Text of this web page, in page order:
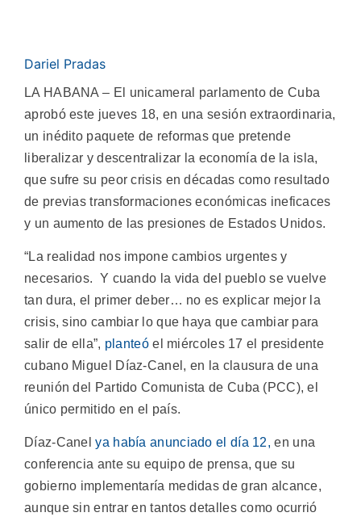
Dariel Pradas
LA HABANA – El unicameral parlamento de Cuba
aprobó este jueves 18, en una sesión extraordinaria,
un inédito paquete de reformas que pretende
liberalizar y descentralizar la economía de la isla,
que sufre su peor crisis en décadas como resultado
de previas transformaciones económicas ineficaces
y un aumento de las presiones de Estados Unidos.
“La realidad nos impone cambios urgentes y
necesarios. Y cuando la vida del pueblo se vuelve
tan dura, el primer deber… no es explicar mejor la
crisis, sino cambiar lo que haya que cambiar para
salir de ella”, planteóel miércoles 17 el presidente
cubano Miguel Díaz-Canel, en la clausura de una
reunión del Partido Comunista de Cuba (PCC), el
único permitido en el país.
Díaz-Canelya había anunciado el día 12, en una
conferencia ante su equipo de prensa, que su
gobierno implementaría medidas de gran alcance,
aunque sin entrar en tantos detalles como ocurrió